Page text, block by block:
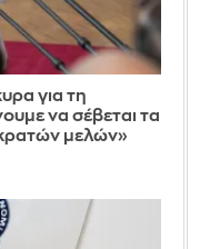
για τη
να σέβεται τα
μελών»